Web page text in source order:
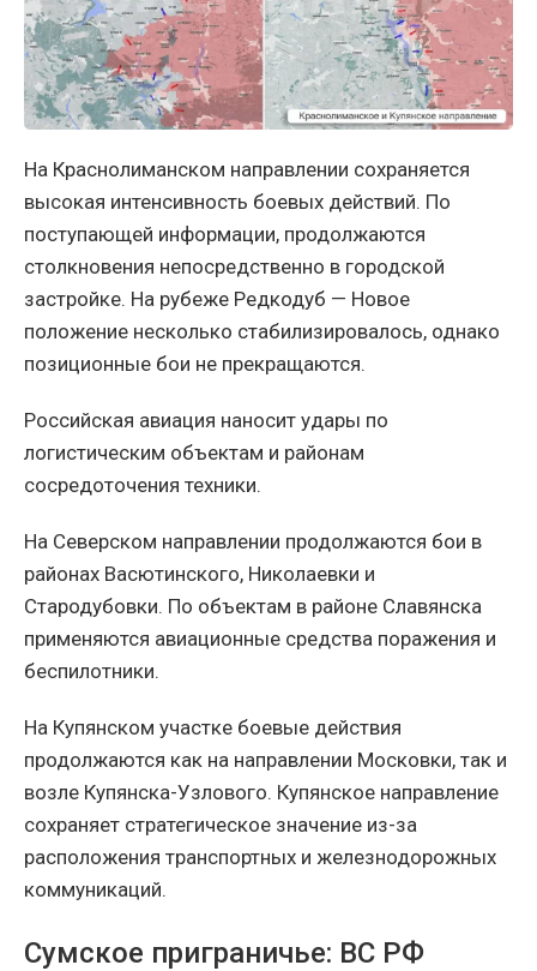
На Краснолиманском направлении сохраняется
высокая интенсивность боевых действий. По
поступающей информации, продолжаются
столкновения непосредственно в городской
застройке. На рубеже Редкодуб — Новое
положение несколько стабилизировалось, однако
позиционные бои не прекращаются.
Российская авиация наносит удары по
логистическим объектам и районам
сосредоточения техники.
На Северском направлении продолжаются бои в
районах Васютинского, Николаевки и
Стародубовки. По объектам в районе Славянска
применяются авиационные средства поражения и
беспилотники.
На Купянском участке боевые действия
продолжаются как на направлении Московки, так и
возле Купянска-Узлового. Купянское направление
сохраняет стратегическое значение из-за
расположения транспортных и железнодорожных
коммуникаций.
Сумское приграничье: ВС РФ